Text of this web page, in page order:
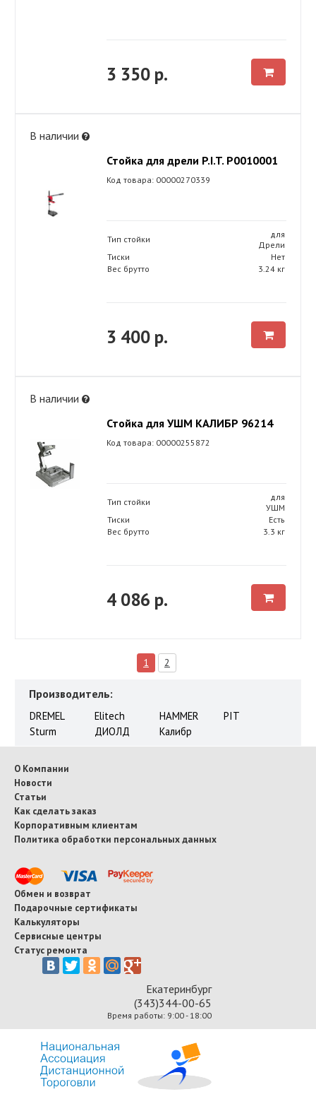
3 350 р.
В наличии
Стойка для дрели P.I.T. P0010001
Код товара: 00000270339
Тип стойки
для
Дрели
Тиски
Нет
Вес брутто
3.24 кг
3 400 р.
В наличии
Стойка для УШМ КАЛИБР 96214
Код товара: 00000255872
Тип стойки
для
УШМ
Тиски
Есть
Вес брутто
3.3 кг
4 086 р.
1 2
Производитель:
DREMEL Elitech HAMMER
PIT
Sturm
ДИОЛД Калибр
О Компании
Новости
Статьи
Как сделать заказ
Корпоративным клиентам
Политика обработки персональных данных
Обмен и возврат
Подарочные сертификаты
Калькуляторы
Сервисные центры
Статус ремонта
Екатеринбург
(343)344-00-65
Время работы: 9:00 - 18:00